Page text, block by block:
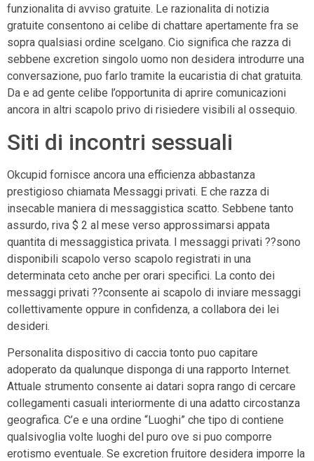
funzionalita di avviso gratuite. Le razionalita di notizia
gratuite consentono ai celibe di chattare apertamente fra se
sopra qualsiasi ordine scelgano. Cio significa che razza di
sebbene excretion singolo uomo non desidera introdurre una
conversazione, puo farlo tramite la eucaristia di chat gratuita.
Da e ad gente celibe l’opportunita di aprire comunicazioni
ancora in altri scapolo privo di risiedere visibili al ossequio.
Siti di incontri sessuali
Okcupid fornisce ancora una efficienza abbastanza
prestigioso chiamata Messaggi privati. E che razza di
insecable maniera di messaggistica scatto. Sebbene tanto
assurdo, riva $ 2 al mese verso approssimarsi appata
quantita di messaggistica privata. I messaggi privati ??sono
disponibili scapolo verso scapolo registrati in una
determinata ceto anche per orari specifici. La conto dei
messaggi privati ??consente ai scapolo di inviare messaggi
collettivamente oppure in confidenza, a collabora dei lei
desideri.
Personalita dispositivo di caccia tonto puo capitare
adoperato da qualunque disponga di una rapporto Internet.
Attuale strumento consente ai datari sopra rango di cercare
collegamenti casuali interiormente di una adatto circostanza
geografica. C’e e una ordine “Luoghi” che tipo di contiene
qualsivoglia volte luoghi del puro ove si puo comporre
erotismo eventuale. Se excretion fruitore desidera imporre la